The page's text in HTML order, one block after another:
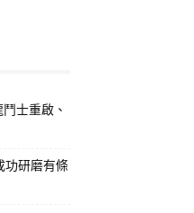
士重啟、
功研磨有條